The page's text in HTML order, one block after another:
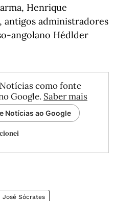
Henrique
antigos administradores
angolano Hédlder
como fonte
Google. Saber mais
Notícias ao Google
José Sócrates